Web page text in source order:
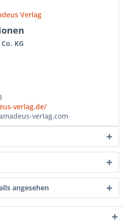
Verlag
KG
verlag.de/
verlag.com
angesehen